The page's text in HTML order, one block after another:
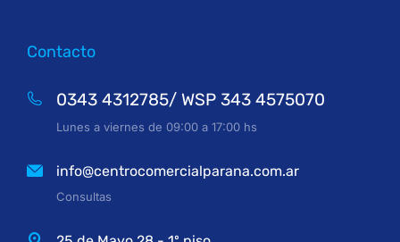
Contacto
0343 4312785/ WSP 343 4575070
Lunes a viernes de 09:00 a 17:00 hs
info@centrocomercialparana.com.ar
Consultas